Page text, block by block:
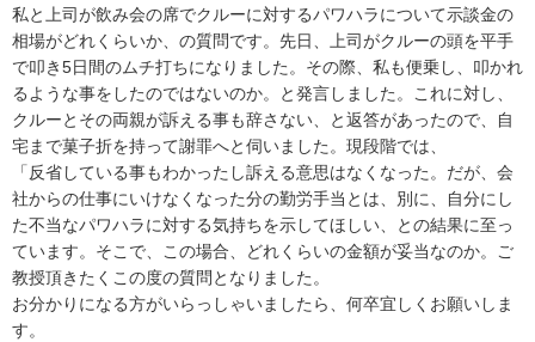
私と上司が飲み会の席でクルーに対するパワハラについて示談金の
相場がどれくらいか、の質問です。先日、上司がクルーの頭を平手
で叩き5日間のムチ打ちになりました。その際、私も便乗し、叩かれ
るような事をしたのではないのか。と発言しました。これに対し、
クルーとその両親が訴える事も辞さない、と返答があったので、自
宅まで菓子折を持って謝罪へと伺いました。現段階では、
「反省している事もわかったし訴える意思はなくなった。だが、会
社からの仕事にいけなくなった分の勤労手当とは、別に、自分にし
た不当なパワハラに対する気持ちを示してほしい、との結果に至っ
ています。そこで、この場合、どれくらいの金額が妥当なのか。ご
教授頂きたくこの度の質問となりました。
お分かりになる方がいらっしゃいましたら、何卒宜しくお願いしま
す。